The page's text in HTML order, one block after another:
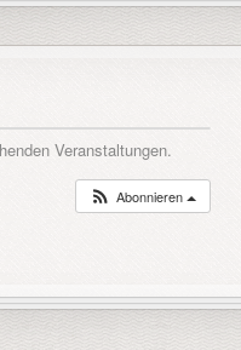
Veranstaltungen.
Abonnieren